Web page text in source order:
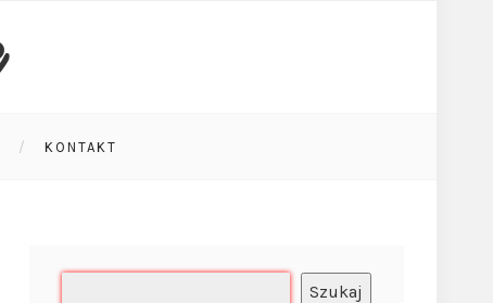
KONTAKT
Szukaj